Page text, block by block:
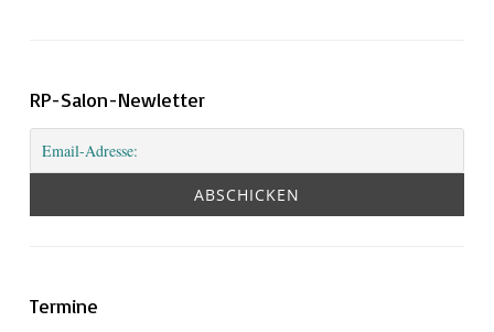
RP-Salon-Newletter
Termine